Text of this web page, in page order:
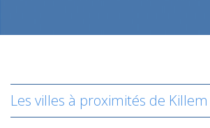
Les villes à proximités de Killem